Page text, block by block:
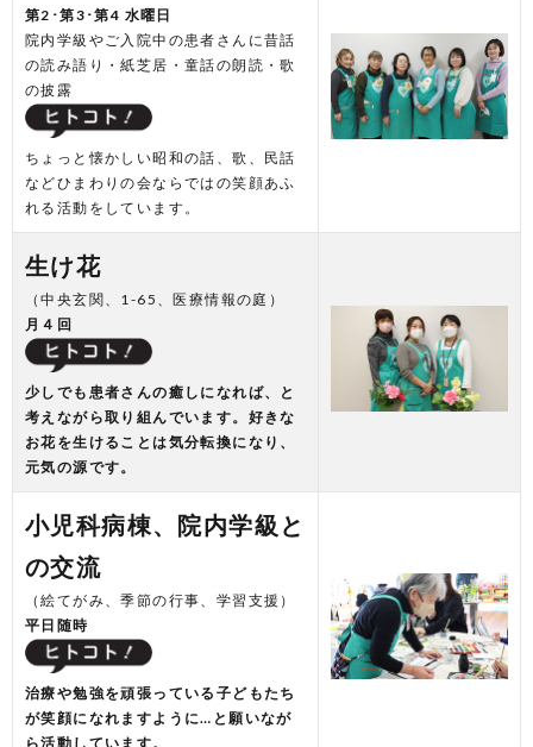
第2･第3･第4 水曜日
院内学級やご入院中の患者さんに昔話
の読み語り・紙芝居・童話の朗読・歌
の披露
ちょっと懐かしい昭和の話、歌、民話
などひまわりの会ならではの笑顔あふ
れる活動をしています。
生け花
（中央玄関、1-65、医療情報の庭）
月４回
少しでも患者さんの癒しになれば、と
考えながら取り組んでいます。好きな
お花を生けることは気分転換になり、
元気の源です。
小児科病棟、院内学級と
の交流
（絵てがみ、季節の行事、学習支援）
平日随時
治療や勉強を頑張っている子どもたち
が笑顔になれますように…と願いなが
ら活動しています。